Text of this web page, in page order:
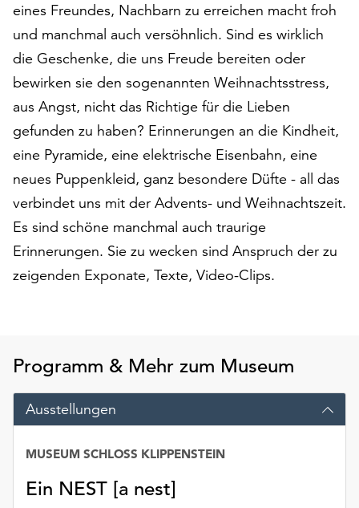
Ihr
Einverständnis
jederzeit
ändern
und
widerrufen.
Dafür
steht
Ihnen
am
Ende
der
die
Schaltfläche
Funktionale
werden
auch
Ihr
Einverständnis
weiterhin
eines Freundes, Nachbarn zu erreichen macht froh
und manchmal auch versöhnlich. Sind es wirklich
die Geschenke, die uns Freude bereiten oder
bewirken sie den sogenannten Weihnachtsstress,
aus Angst, nicht das Richtige für die Lieben
gefunden zu haben? Erinnerungen an die Kindheit,
eine Pyramide, eine elektrische Eisenbahn, eine
neues Puppenkleid, ganz besondere Düfte - all das
verbindet uns mit der Advents- und Weihnachtszeit.
Es sind schöne manchmal auch traurige
Erinnerungen. Sie zu wecken sind Anspruch der zu
zeigenden Exponate, Texte, Video-Clips.
Programm & Mehr zum Museum
Ausstellungen
Ein NEST [a nest]
MUSEUM SCHLOSS KLIPPENSTEIN